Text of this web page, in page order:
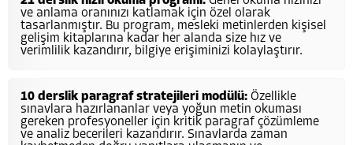
ve anlama oranınızı katlamak için özel olarak
tasarlanmıştır. Bu program, mesleki metinlerden kişisel
gelişim kitaplarına kadar her alanda size hız ve
verimlilik kazandırır, bilgiye erişiminizi kolaylaştırır.
10 derslik paragraf stratejileri modülü: Özellikle
sınavlara hazırlananlar veya yoğun metin okuması
gereken profesyoneller için kritik paragraf çözümleme
ve analiz becerileri kazandırır. Sınavlarda zaman